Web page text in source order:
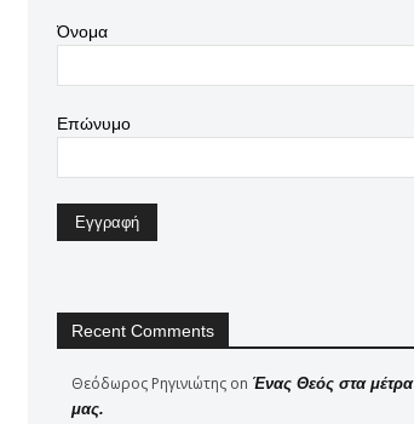
Όνομα
Επώνυμο
Recent Comments
Θεόδωρος Ρηγινιώτης on Ένας Θεός στα μέτρα
μας.